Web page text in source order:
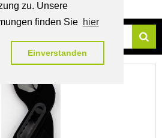
zu. Unsere
finden Sie hier
Einverstanden
WUNSCHLISTE